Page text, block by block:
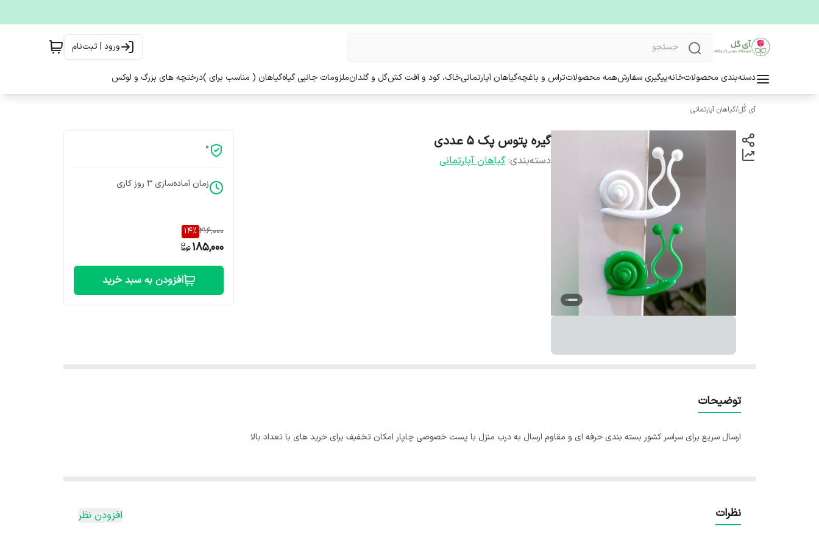
ورود | ثبت‌نام
دسته‌بندی محصولاتخانهپیگیری سفارشهمه محصولاتتراس و باغچهگیاهان آپارتمانیخاک، کود و آفت کشگل و گلدانملزومات جانبی گیاهگیاهان ( مناسب برای )درختچه های بزرگ و لوکس
آی گُل/گیاهان آپارتمانی
گیره پتوس پک 5 عددی
دسته‌بندی: گیاهان آپارتمانی
0
زمان آماده‌سازی 3 روز کاری
216,000
14%
185,000
افزودن به سبد خرید
توضیحات
ارسال سریع برای سراسر کشور بسته بندی حرفه ای و مقاوم ارسال به درب منزل با پست خصوصی چاپار امکان تخفیف برای خرید های با تعداد بالا
نظرات افزودن نظر